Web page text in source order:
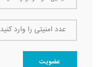
عدد امنیتی را وارد کنید
عضویت